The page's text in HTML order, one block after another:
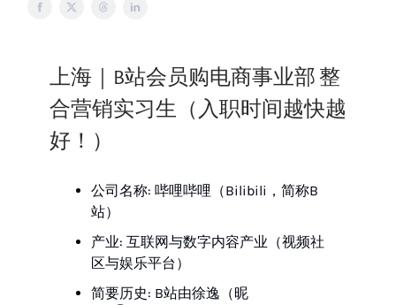
上海｜B站会员购电商事业部 整
合营销实习生（入职时间越快越
好！）
公司名称: 哔哩哔哩（Bilibili，简称B
站）
产业: 互联网与数字内容产业（视频社
区与娱乐平台）
简要历史: B站由徐逸（昵